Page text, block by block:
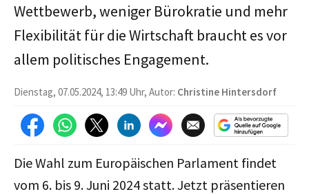
Wettbewerb, weniger Bürokratie und mehr
Flexibilität für die Wirtschaft braucht es vor
allem politisches Engagement.
Dienstag, 07.05.2024, 13:49 Uhr, Autor: Christine Hintersdorf
Die Wahl zum Europäischen Parlament findet
vom 6. bis 9. Juni 2024 statt. Jetzt präsentieren